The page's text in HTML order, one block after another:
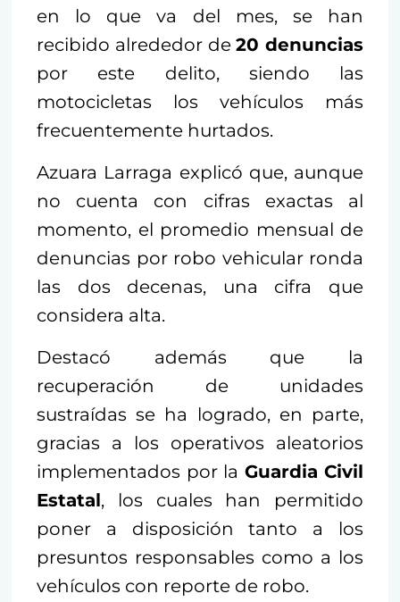
en lo que va del mes, se han
recibido alrededor de20 denuncias
por este delito, siendo las
motocicletas los vehículos más
frecuentemente hurtados.
Azuara Larraga explicó que, aunque
no cuenta con cifras exactas al
momento, el promedio mensual de
denuncias por robo vehicular ronda
las dos decenas, una cifra que
considera alta.
Destacó además que la
recuperación de unidades
sustraídas se ha logrado, en parte,
gracias a los operativos aleatorios
implementados por la Guardia Civil
Estatal, los cuales han permitido
poner a disposición tanto a los
presuntos responsables como a los
vehículos con reporte de robo.